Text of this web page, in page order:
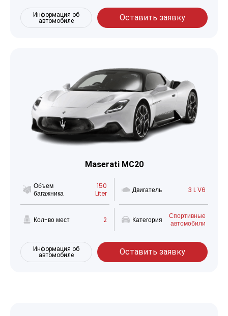
Информация об
автомобиле
Оставить заявку
Maserati MC20
Объем
багажника
150
Liter
Двигатель 3 L V6
Кол-во мест 2 Категория
Спортивные
автомобили
Информация об
автомобиле
Оставить заявку